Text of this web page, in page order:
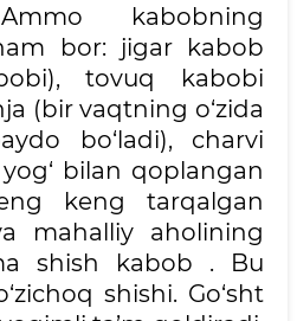
kabobning
bor: jigar kabob
tovuq kabobi
(bir vaqtning o‘zida
bo‘ladi), charvi
bilan qoplangan
keng tarqalgan
mahalliy aholining
shish kabob . Bu
shishi. Go‘sht